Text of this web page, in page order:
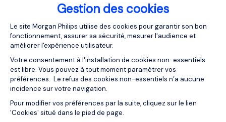
Gestion des cookies
Plateforme de Gestion du
Le site Morgan Philips utilise des cookies pour garantir son bon
fonctionnement, assurer sa sécurité, mesurer l'audience et
améliorer l'expérience utilisateur.
Votre consentement à l'installation de cookies non-essentiels
est libre. Vous pouvez à tout moment paramétrer vos
préférences. Le refus des cookies non-essentiels n’a aucune
incidence sur votre navigation.
Pour modifier vos préférences par la suite, cliquez sur le lien
'Cookies' situé dans le pied de page.
Axeptio consent
Uno de los errores más comunes de las empresas
industriales es alargar los procesos de selección sin dar
información o sin mantener el interés de los candidatos.
Los procesos largos y poco transparentes ahuyentan a los
mejores perfiles.
El tiempo es oro. Las empresas que no optimizan sus
procesos de selección para que sean ágiles y claros
pierden a los mejores profesionales.